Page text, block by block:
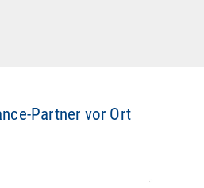
Partner vor Ort